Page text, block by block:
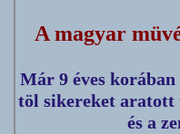
A magyar
Már 9 éves korában
töl sikereket aratott
és a